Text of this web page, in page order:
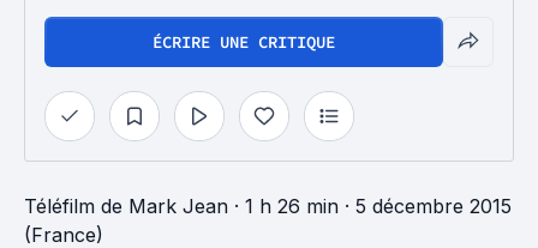
ÉCRIRE UNE CRITIQUE
Téléfilm de Mark Jean · 1 h 26 min · 5 décembre 2015
(France)